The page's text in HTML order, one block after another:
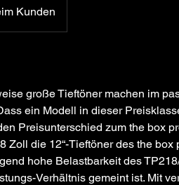
Kunden
große Tieftöner machen im
ein Modell in dieser
Preisunterschied zum the box
Zoll die 12“-Tieftöner des the
hohe Belastbarkeit des
Verhältnis gemeint ist. Mit